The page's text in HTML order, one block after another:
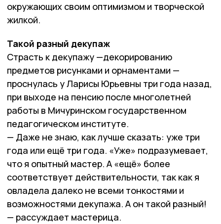
окружающих своим оптимизмом и творческой
жилкой.
Такой разный декупаж
Страсть к декупажу —декорированию
предметов рисунками и орнаментами —
проснулась у Ларисы Юрьевны три года назад,
при выходе на пенсию после многолетней
работы в Мичуринском государственном
педагогическом институте.
— Даже не знаю, как лучше сказать: уже три
года или ещё три года. «Уже» подразумевает,
что я опытный мастер. А «ещё» более
соответствует действительности, так как я
овладела далеко не всеми тонкостями и
возможностями декупажа. А он такой разный!
— рассуждает мастерица.